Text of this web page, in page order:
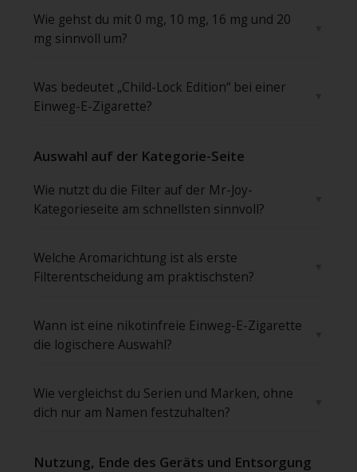
Wie gehst du mit 0 mg, 10 mg, 16 mg und 20
mg sinnvoll um?
Was bedeutet „Child-Lock Edition“ bei einer
Einweg-E-Zigarette?
Auswahl auf der Kategorie-Seite
Wie nutzt du die Filter auf der Mr-Joy-
Kategorieseite am schnellsten sinnvoll?
Welche Aromarichtung ist als erste
Filterentscheidung am praktischsten?
Wann ist eine nikotinfreie Einweg-E-Zigarette
die logischere Auswahl?
Wie vergleichst du Serien und Marken, ohne
dich nur am Namen festzuhalten?
Nutzung, Ende des Geräts und Entsorgung